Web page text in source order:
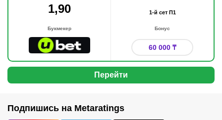
1,90 1-й сет П1
Букмекер Бонус
60 000 ₸
Перейти
Подпишись на Metaratings